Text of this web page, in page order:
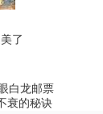
白龙邮票
衰的秘诀